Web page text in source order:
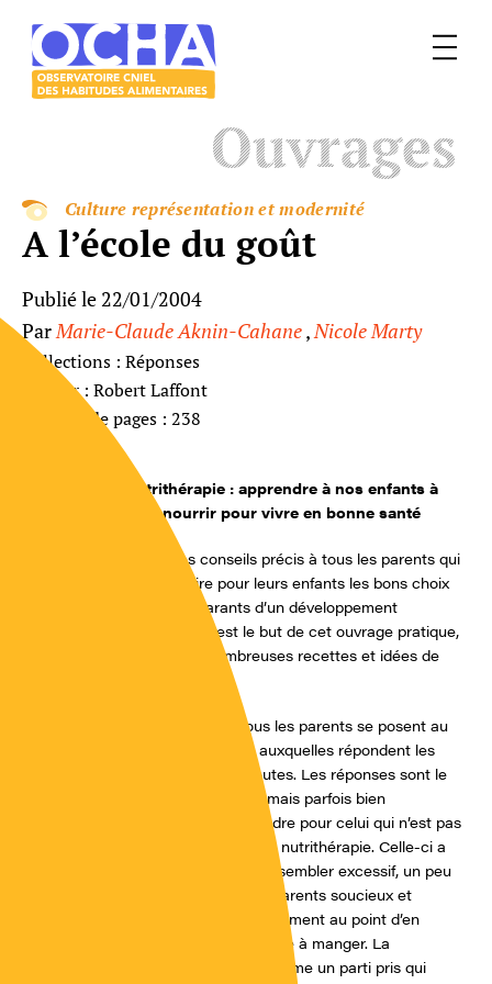
Menu
Ouvrages
Culture représentation et modernité
A l’école du goût
Publié le 22/01/2004
ParMarie-Claude Aknin-Cahane,Nicole Marty
Collections : Réponses
Éditeur : Robert Laffont
Nombre de pages : 238
La nutrithérapie : apprendre à nos enfants à
bien se nourrir pour vivre en bonne santé
Apporter des conseils précis à tous les parents qui
souhaitent faire pour leurs enfants les bons choix
alimentaires, garants d’un développement
harmonieux, tel est le but de cet ouvrage pratique,
agrémenté de nombreuses recettes et idées de
Des questions que tous les parents se posent au
sujet de leurs enfants auxquelles répondent les
médecins nutrithérapeutes. Les réponses sont le
plus souvent adaptées mais parfois bien
compliquées à comprendre pour celui qui n’est pas
habitué à ces notions de nutrithérapie. Celle-ci a
souvent un rôle qui peut sembler excessif, un peu
trop magique. Pour des parents soucieux et
pointilleux de chaque nutriment au point d’en
oublier la simplicité de faire à manger. La
nutrithérapie apparaît comme un parti pris qui